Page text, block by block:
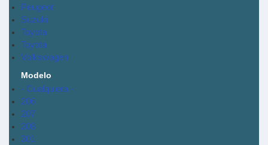
Peugeot
Suzuki
Toyota
Toyota
Volkswagen
Modelo
- Cualquiera -
206
207
208
301